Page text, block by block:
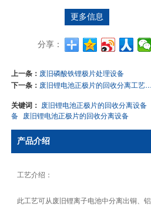
更多信息
分享：
上一条： 废旧磷酸铁锂极片处理设备
下一条： 废旧锂电池正极片的回收分离工艺生产线
关键词： 废旧锂电池正极片的回收分离设备
备 废旧锂电池正极片的回收分离设备
产品介绍
工艺介绍：
此工艺可从废旧锂离子电池中分离出铜、